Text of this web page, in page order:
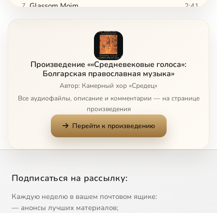
7 Glassom Moim 2:41
Dostoino Est (Neophit of Rila)
Slavoslovie
11 Svetisja 2:13
Bog Gospod
Blagoslovie Dushe Moya, Gos Podi
15 Cherubikon (Christov)
16 Rozhdestvo Tvoe
Произведение ««Средневековые голоса»:
Болгарская православная музыка»
Автор: Камерный хор «Средец»
Все аудиофайлы, описание и комментарии — на странице
произведения
Перейти к произведению
Подписаться на рассылку:
Каждую неделю в вашем почтовом ящике:
— анонсы лучших материалов;